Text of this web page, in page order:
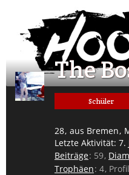
The
Schüler
28 aus Bremen
Letzte Aktivität: 7.
Beiträge 59
Trophäen 4